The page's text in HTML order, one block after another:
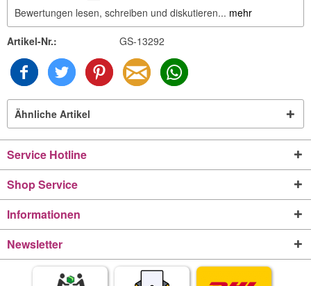
Bewertungen lesen, schreiben und diskutieren... mehr
Artikel-Nr.: GS-13292
Ähnliche Artikel
Service Hotline
Shop Service
Informationen
Newsletter